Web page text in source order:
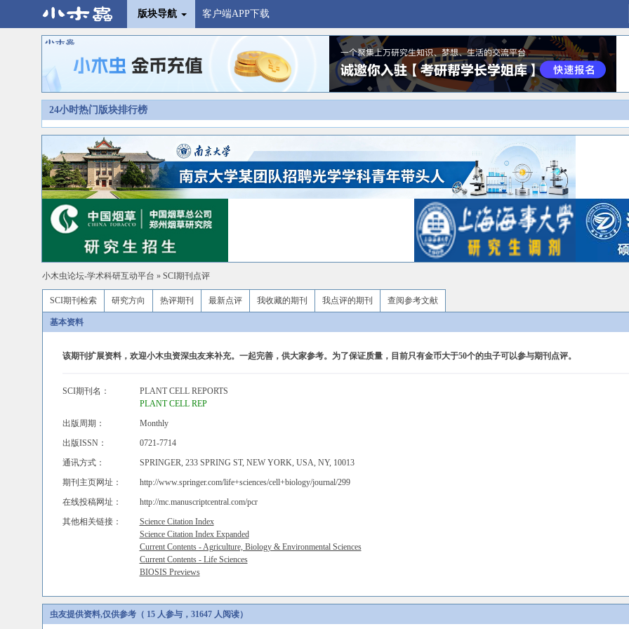
版块导航 客户端APP下载
24小时热门版块排行榜
小木虫论坛-学术科研互动平台 » SCI期刊点评
SCI期刊检索 研究方向 热评期刊 最新点评 我收藏的期刊 我点评的期刊 查阅参考文献
基本资料
该期刊扩展资料，欢迎小木虫资深虫友来补充。一起完善，供大家参考。为了保证质量，目前只有金币大于50个的虫子可以参与期刊点评。
SCI期刊名：
PLANT CELL REPORTS
PLANT CELL REP
出版周期：
Monthly
出版ISSN：
0721-7714
通讯方式：
SPRINGER, 233 SPRING ST, NEW YORK, USA, NY, 10013
期刊主页网址：
http://www.springer.com/life+sciences/cell+biology/journal/299
在线投稿网址：
http://mc.manuscriptcentral.com/pcr
其他相关链接：
Science Citation Index
Science Citation Index Expanded
Current Contents - Agriculture, Biology & Environmental Sciences
Current Contents - Life Sciences
BIOSIS Previews
虫友提供资料,仅供参考（ 15 人参与，31647 人阅读）